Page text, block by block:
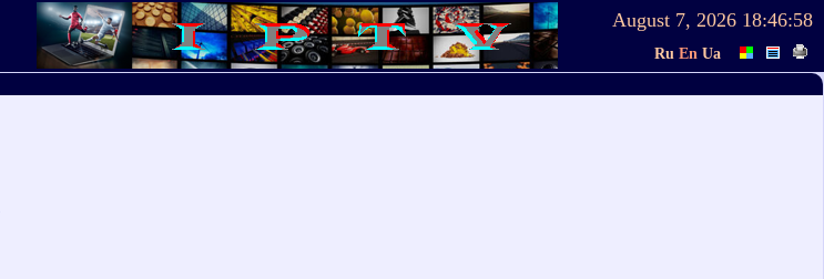
August 7, 2026 18:46:58
Ru En Ua